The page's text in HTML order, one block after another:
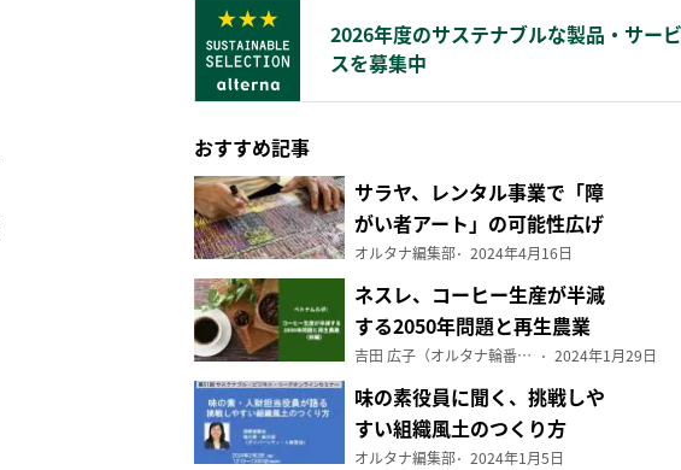
2026年度のサステナブルな製品・サービ
スを募集中
おすすめ記事
サラヤ、レンタル事業で「障
がい者アート」の可能性広げ
る
オルタナ編集部 2024年4月16日
ネスレ、コーヒー生産が半減
する2050年問題と再生農業
（前編）
吉田 広子（オルタナ輪番編集長） 2024年1月29日
味の素役員に聞く、挑戦しや
すい組織風土のつくり方
オルタナ編集部 2024年1月5日